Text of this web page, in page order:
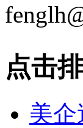
点击
美